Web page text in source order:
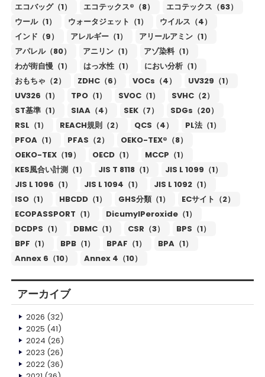
エコバッグ（1）
エコテックス®（8）
エコテックス（63）
ウール（1）
ウォータジェット（1）
ウイルス（4）
インド（9）
アレルギー（1）
アリールアミン（1）
アパレル（80）
アニリン（1）
アゾ染料（1）
わが街自慢（1）
はっ水性（1）
におい分析（1）
おもちゃ（2）
ZDHC（6） VOCs（4）
UV329（1）
UV326（1）
TPO（1） SVOC（1）
SVHC（2）
ST基準（1）
SIAA（4） SEK（7）
SDGs（20）
RSL（1）
REACH規則（2） QCS（4）
PL法（1）
PFOA（1）
PFAS（2）
OEKO-TEX®（8）
OEKO-TEX（19）
OECD（1）
MCCP（1）
KES風合い計測（1）
JIS T 8118（1）
JIS L 1099（1）
JIS L 1096（1）
JIS L 1094（1）
JIS L 1092（1）
ISO（1）
HBCDD（1） GHS分類（1）
ECサイト（2）
ECOPASSPORT（1）
DicumylPeroxide（1）
DCDPS（1）
DBMC（1） CSR（3）
BPS（1）
BPF（1）
BPB（1） BPAF（1）
BPA（1）
Annex 6（10）
Annex 4（10）
アーカイブ
2026 (32)
2025 (41)
2024 (26)
2023 (26)
2022(36)